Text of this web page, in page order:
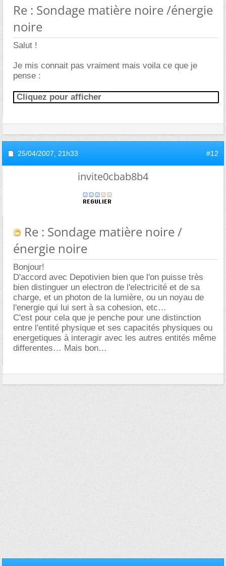
Re : Sondage matière noire /énergie
noire
Salut !
Je mis connait pas vraiment mais voila ce que je
pense :
Cliquez pour afficher
25/04/2007, 21h33 #12
invite0cbab8b4
Re : Sondage matière noire /
énergie noire
Bonjour!
D'accord avec Depotivien bien que l'on puisse très
bien distinguer un electron de l'electricité et de sa
charge, et un photon de la lumière, ou un noyau de
l'energie qui lui sert à sa cohesion, etc
C'est pour cela que je penche pour une distinction
entre l'entité physique et ses capacités physiques ou
energetiques à interagir avec les autres entités même
differentes… Mais bon